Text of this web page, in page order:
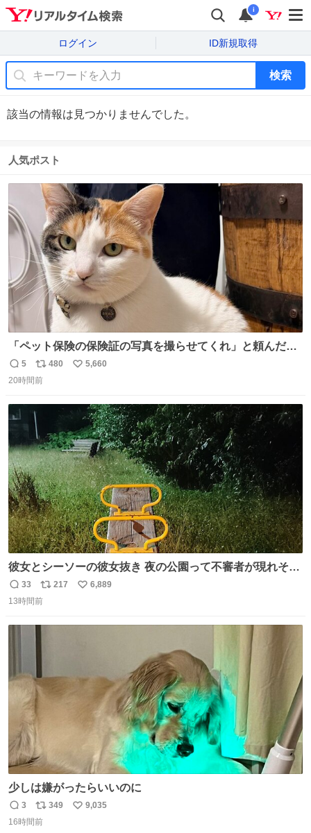
i
ログイン ID新規取得
検索
該当の情報は見つかりませんでした。
人気ポスト
「ペット保険の保険証の写真を撮らせてくれ」と頼んだら
ちゃんと座ってポーズを取ってくれた人
返
信
5
リ
ポ
ト
数
480
い
5,660
20時間前
彼女とシーソーの彼女抜き 夜の公園って不審者が現れそう
で怖いんだよな
返
信
33
リ
ポ
217
い
6,889
13時間前
少しは嫌がったらいいのに
返
信
3
リ
ポ
349
い
9,035
16時間前